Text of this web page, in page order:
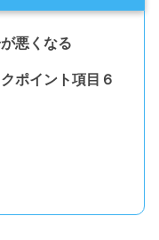
悪くなる
ポイント項目６